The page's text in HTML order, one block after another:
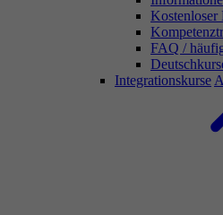
Kostenloser
FAQ /
Integrationskurse